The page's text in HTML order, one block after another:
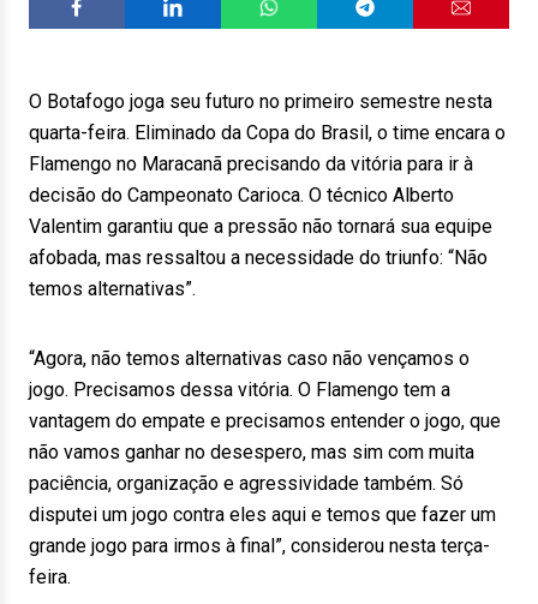
O Botafogo joga seu futuro no primeiro semestre nesta
quarta-feira. Eliminado da Copa do Brasil, o time encara o
Flamengo no Maracanã precisando da vitória para ir à
decisão do Campeonato Carioca. O técnico Alberto
Valentim garantiu que a pressão não tornará sua equipe
afobada, mas ressaltou a necessidade do triunfo: “Não
temos alternativas”.
“Agora, não temos alternativas caso não vençamos o
jogo. Precisamos dessa vitória. O Flamengo tem a
vantagem do empate e precisamos entender o jogo, que
não vamos ganhar no desespero, mas sim com muita
paciência, organização e agressividade também. Só
disputei um jogo contra eles aqui e temos que fazer um
grande jogo para irmos à final”, considerou nesta terça-
feira.